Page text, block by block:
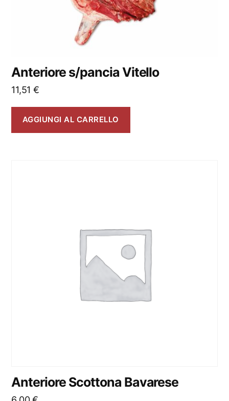
Anteriore s/pancia Vitello
11,51 €
AGGIUNGI AL CARRELLO
Anteriore Scottona Bavarese